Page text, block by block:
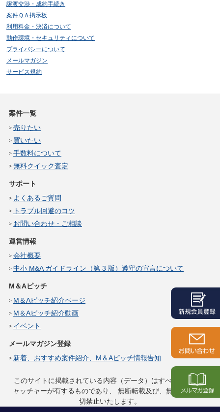
譲渡交渉・成約手続き
案件ＱＡ掲示板
利用料金・決済について
動作環境・セキュリティについて
プライバシーについて
メールマガジン
サービス規約
案件一覧
売りたい
買いたい
手数料について
無料クイック査定
サポート
よくあるご質問
トラブル回避のコツ
お問い合わせ・ご相談
運営情報
会社概要
中小 M&A ガイドライン（第 3 版）遵守の宣言について
M＆Aピッチ
M＆Aピッチ紹介ページ
M＆Aピッチ紹介動画
イベント
メールマガジン登録
新着、おすすめ案件紹介、M＆Aピッチ情報告知
このサイトに掲載されている内容（データ）はすべてサイトキ
ャッチャーが有するものであり、
無断転載及び、無断複製は一
切禁止いたします。